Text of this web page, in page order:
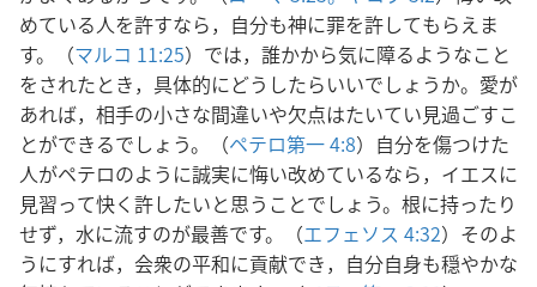
めている人を許すなら，自分も神に罪を許してもらえま
す。（マルコ 11:25）では，誰かから気に障るようなこと
をされたとき，具体的にどうしたらいいでしょうか。愛が
あれば，相手の小さな間違いや欠点はたいてい見過ごすこ
とができるでしょう。（ペテロ第一 4:8）自分を傷つけた
人がペテロのように誠実に悔い改めているなら，イエスに
見習って快く許したいと思うことでしょう。根に持ったり
せず，水に流すのが最善です。（エフェソス 4:32）そのよ
うにすれば，会衆の平和に貢献でき，自分自身も穏やかな